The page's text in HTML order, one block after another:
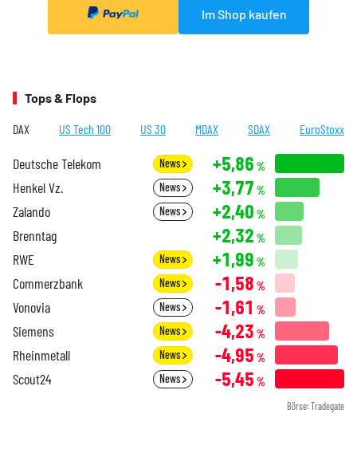
Im Shop kaufen
Tops & Flops
DAX US Tech 100 US 30 MDAX SDAX EuroStoxx
Deutsche Telekom News +5,86 %
Henkel Vz. News +3,77 %
Zalando News +2,40 %
Brenntag +2,32 %
RWE News +1,99 %
Commerzbank News -1,58 %
Vonovia News -1,61 %
Siemens News -4,23 %
Rheinmetall News -4,95 %
Scout24 News -5,45 %
Börse: Tradegate